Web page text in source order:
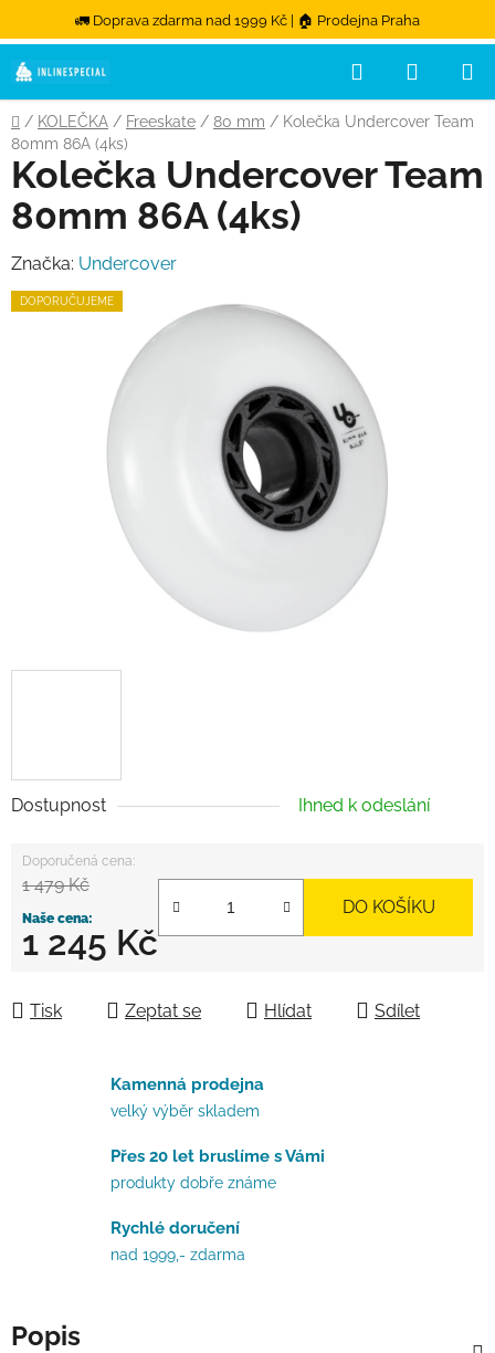
🚛 Doprava zdarma nad 1999 Kč | 🏠 Prodejna Praha
Přejít na obsah
Hledat
Domů
/ KOLEČKA / Freeskate / 80 mm / Kolečka Undercover Team
80mm 86A (4ks)
Dostupnost Ihned k odeslání
1 479 Kč
1 245 Kč
DO KOŠÍKU
Tisk Zeptat se Hlídat Sdílet
Kolečka Undercover Team
80mm 86A (4ks)
Značka: Undercover
DOPORUČUJEME
Kamenná prodejna
velký výběr skladem
Přes 20 let bruslíme s Vámi
produkty dobře známe
Rychlé doručení
nad 1999,- zdarma
Popis